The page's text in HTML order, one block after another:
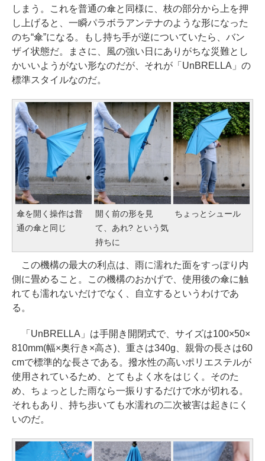
しまう。これを普通の傘と同様に、枝の部分から上を押
し上げると、一瞬パラボラアンテナのような形になった
のち“傘”になる。もし持ち手が逆についていたら、バン
ザイ状態だ。まさに、風の強い日にありがちな災難とし
かいいようがない形なのだが、それが「UnBRELLA」の
標準スタイルなのだ。
傘を開く操作は普
通の傘と同じ
開く前の形を見
て、あれ? という気
持ちに
ちょっとシュール
この機構の最大の利点は、雨に濡れた面をすっぽり内
側に畳めること。この機構のおかげで、使用後の傘に触
れても濡れないだけでなく、自立するというわけであ
る。
「UnBRELLA」は手開き開閉式で、サイズは100×50×
810mm(幅×奥行き×高さ)、重さは340g、親骨の長さは60
cmで標準的な長さである。撥水性の高いポリエステルが
使用されているため、とてもよく水をはじく。そのた
め、ちょっとした雨なら一振りするだけで水が切れる。
それもあり、持ち歩いても水濡れの二次被害は起きにく
いのだ。